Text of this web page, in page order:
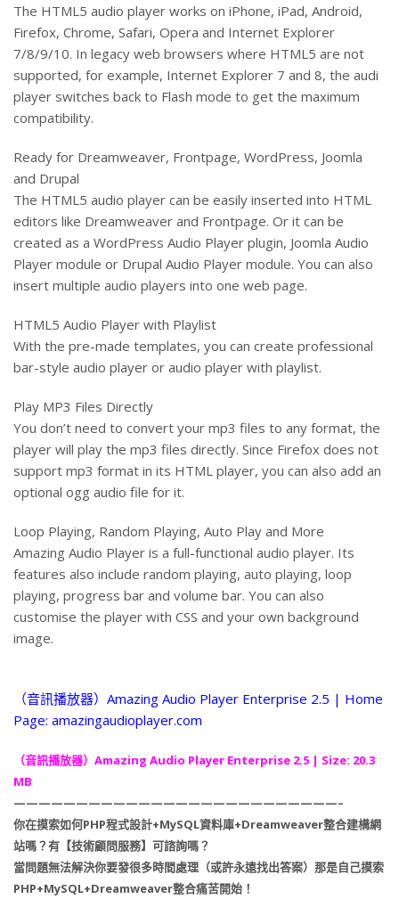
The HTML5 audio player works on iPhone, iPad, Android,
Firefox, Chrome, Safari, Opera and Internet Explorer
7/8/9/10. In legacy web browsers where HTML5 are not
supported, for example, Internet Explorer 7 and 8, the audi
player switches back to Flash mode to get the maximum
compatibility.
Ready for Dreamweaver, Frontpage, WordPress, Joomla
and Drupal
The HTML5 audio player can be easily inserted into HTML
editors like Dreamweaver and Frontpage. Or it can be
created as a WordPress Audio Player plugin, Joomla Audio
Player module or Drupal Audio Player module. You can also
insert multiple audio players into one web page.
HTML5 Audio Player with Playlist
With the pre-made templates, you can create professional
bar-style audio player or audio player with playlist.
Play MP3 Files Directly
You don’t need to convert your mp3 files to any format, the
player will play the mp3 files directly. Since Firefox does not
support mp3 format in its HTML player, you can also add an
optional ogg audio file for it.
Loop Playing, Random Playing, Auto Play and More
Amazing Audio Player is a full-functional audio player. Its
features also include random playing, auto playing, loop
playing, progress bar and volume bar. You can also
customise the player with CSS and your own background
image.
（音訊播放器）Amazing Audio Player Enterprise 2.5 | Home
Page: amazingaudioplayer.com
（音訊播放器）Amazing Audio Player Enterprise 2.5 | Size: 20.3
MB
——————————————————————————–
你在摸索如何PHP程式設計+MySQL資料庫+Dreamweaver整合建構網
站嗎？有【技術顧問服務】可諮詢嗎？
當問題無法解決你要發很多時間處理（或許永遠找出答案）那是自己摸索
PHP+MySQL+Dreamweaver整合痛苦開始！